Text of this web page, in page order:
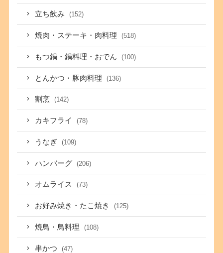
立ち飲み (152)
焼肉・ステーキ・肉料理 (518)
もつ鍋・鍋料理・おでん (100)
とんかつ・豚肉料理 (136)
割烹 (142)
カキフライ (78)
うなぎ (109)
ハンバーグ (206)
オムライス (73)
お好み焼き・たこ焼き (125)
焼鳥・鳥料理 (108)
串かつ (47)